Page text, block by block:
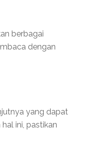
berbagai
dengan
yang dapat
ini, pastikan